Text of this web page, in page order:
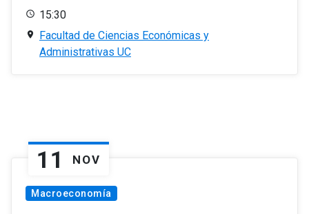
15:30
Facultad de Ciencias Económicas y
Administrativas UC
11 NOV
Macroeconomía